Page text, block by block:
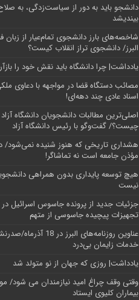
دانشجو باید به دور از سیاست‌زدگی، به
بیندیشد
شاخصه‌های بارز دانشجوی تمام‌عیار از زبان
البرز/ دانشجوی تراز انقلاب کیست؟
یادداشت| چرا دانشگاه باید نقش خود را
مصائب دستگاه قضا در مواجهه با دعاوی
اسناد عادی چند‌ دهه‌ای!
اصلی‌ترین مطالبات دانشجویان دانشگاه آزاد
چیست؟/ گفت‌وگو با رئیس دانشگاه آز‌اد
هشداری تاریخی که هنوز شنیده نمی‌شود/
مؤذن جامعه است نه تماشاگر!
هیچ توسعه پایداری بدون همراهی
نیست
جزئیات جدید از پرونده جاسوس اسرائیل
تجهیزات پیچیده جاسوسی از متهم
عناوین روزنامه‌های البرز در
خدمات زایمان بی‌درد
یادداشت| روزی که جهان از نو متولد شد
وقتی وقف چراغ امید نیازمندان می شود/
بیماران کلیوی ایستاد